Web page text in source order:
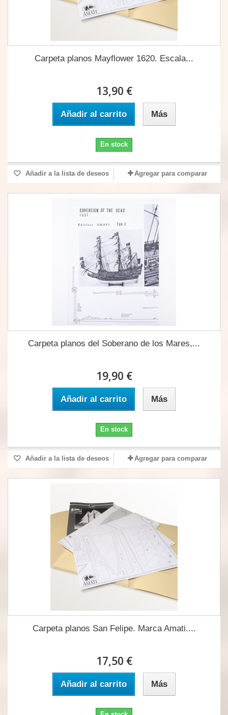
Carpeta planos Mayflower 1620. Escala...
13,90 €
Añadir al carrito Más
En stock
Añadir a la lista de deseos Agregar para comparar
Carpeta planos del Soberano de los Mares,...
19,90 €
Añadir al carrito Más
En stock
Añadir a la lista de deseos Agregar para comparar
Carpeta planos San Felipe. Marca Amati....
17,50 €
Añadir al carrito Más